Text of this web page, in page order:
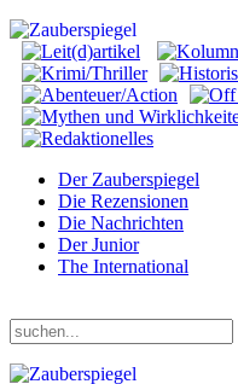
Der Zauberspiegel
Die Rezensionen
Die Nachrichten
Der Junior
The International